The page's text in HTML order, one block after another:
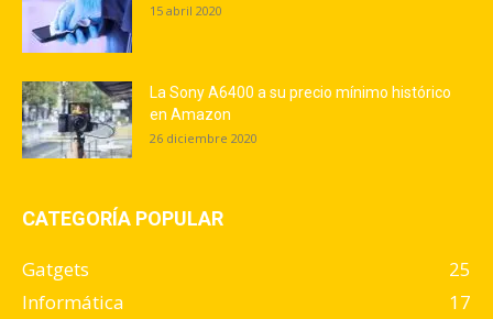
15 abril 2020
La Sony A6400 a su precio mínimo histórico
en Amazon
26 diciembre 2020
CATEGORÍA POPULAR
Gatgets
25
Informática
17